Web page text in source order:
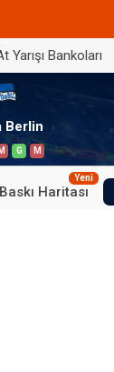
Yarışı Bankoları
Berlin
M G M
Baskı Haritası
Yeni